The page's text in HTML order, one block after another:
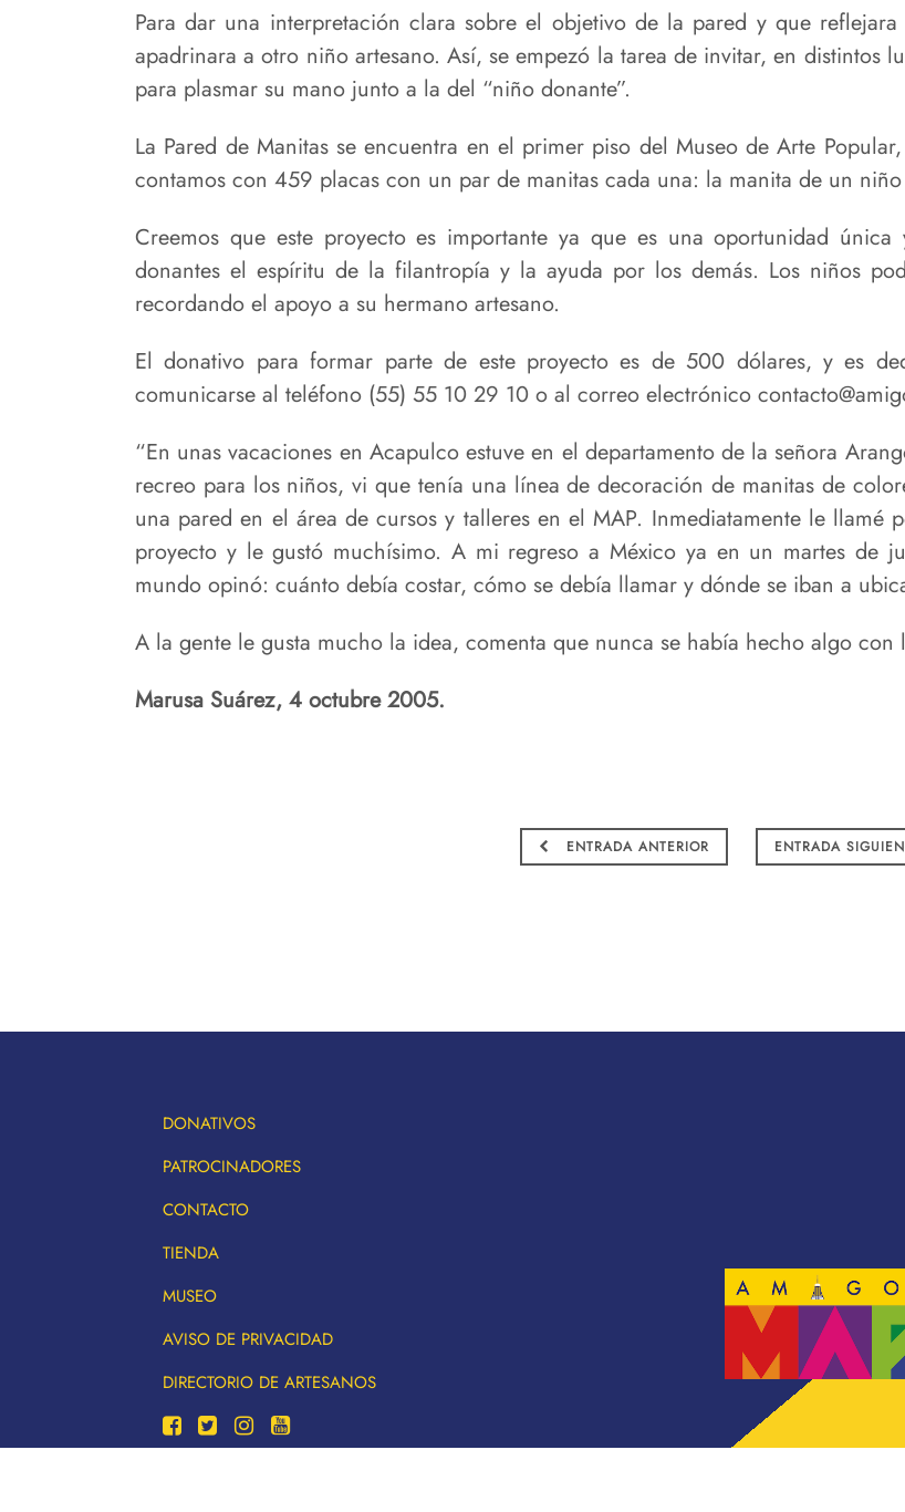
Para dar una interpretación clara sobre el objetivo de la pared y que
apadrinara a otro niño artesano. Así, se empezó la tarea de invitar, en distintos
para plasmar su mano junto a la del “niño donante”.
La Pared de Manitas se encuentra en el primer piso del Museo de Arte
contamos con 459 placas con un par de manitas cada una: la manita de un
Creemos que este proyecto es importante ya que es una oportunidad
donantes el espíritu de la filantropía y la ayuda por los demás. Los niños
recordando el apoyo a su hermano artesano.
El donativo para formar parte de este proyecto es de 500 dólares, y es
comunicarse al teléfono (55) 55 10 29 10 o al correo electrónico
“En unas vacaciones en Acapulco estuve en el departamento de la señora
recreo para los niños, vi que tenía una línea de decoración de manitas de
una pared en el área de cursos y talleres en el MAP. Inmediatamente le
proyecto y le gustó muchísimo. A mi regreso a México ya en un martes de
mundo opinó: cuánto debía costar, cómo se debía llamar y dónde se iban a
A la gente le gusta mucho la idea, comenta que nunca se había hecho algo
Marusa Suárez, 4 octubre 2005.
ENTRADA ANTERIOR ENTRADA
DONATIVOS
PATROCINADORES
CONTACTO
TIENDA
MUSEO
AVISO DE PRIVACIDAD
DIRECTORIO DE ARTESANOS